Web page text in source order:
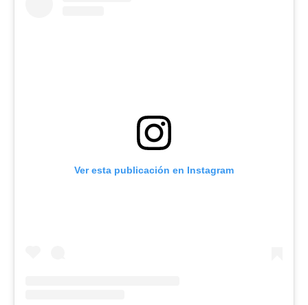
Ver esta publicación en Instagram